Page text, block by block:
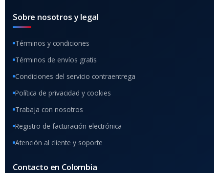
Sobre nosotros y legal
Términos y condiciones
Términos de envíos gratis
Condiciones del servicio contraentrega
Política de privacidad y cookies
Trabaja con nosotros
Registro de facturación electrónica
Atención al cliente y soporte
Contacto en Colombia